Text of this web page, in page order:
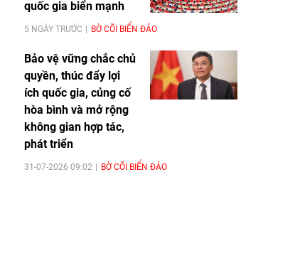
quốc gia biển mạnh
5 NGÀY TRƯỚC BỜ CÕI BIỂN ĐẢO
Bảo vệ vững chắc chủ
quyền, thúc đẩy lợi
ích quốc gia, củng cố
hòa bình và mở rộng
không gian hợp tác,
phát triển
31-07-2026 09:02 BỜ CÕI BIỂN ĐẢO